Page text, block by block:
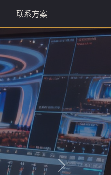
联系方案
下一张